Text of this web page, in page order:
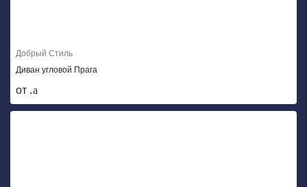
Добрый Стиль
Диван угловой Прага
от .